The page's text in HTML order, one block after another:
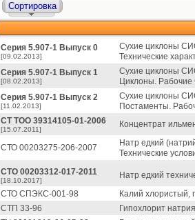
Сортировка
Серия 5.907-1 Выпуск 0
[09.02.2013]
Сухие циклоны
Технические
Серия 5.907-1 Выпуск 1
[08.02.2013]
Сухие циклоны
Циклоны. Рабочие
Серия 5.907-1 Выпуск 2
[11.02.2013]
Сухие циклоны
Постаменты.
СТ ТОО 39314105-01-2006
[15.07.2011]
Концентрат
СТО 00203275-206-2007
Натр едкий
Технические
СТО 00203312-017-2011
[18.10.2017]
Натр едкий
СТО СПЭКС-001-98
Калий хлористый,
СТП 33-96
Гипохлорит